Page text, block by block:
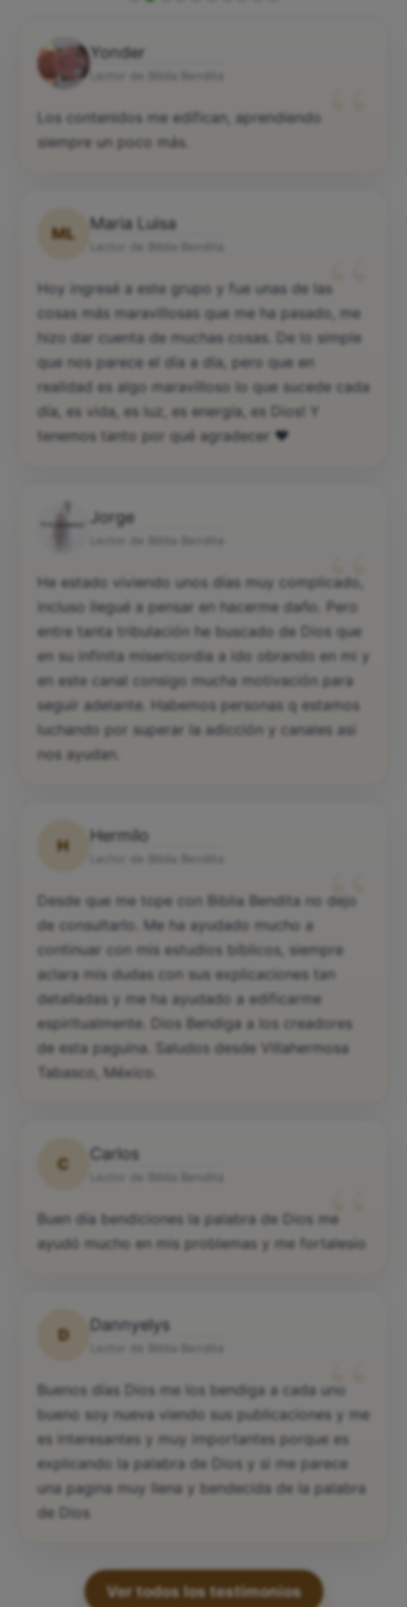
Yonder
Los contenidos me edifican, aprendiendo
siempre un poco más.
ML
Maria Luisa
“
Hoy ingresé a este grupo y fue unas de las
cosas más maravillosas que me ha pasado, me
hizo dar cuenta de muchas cosas. De lo simple
que nos parece el día a día, pero que en
realidad es algo maravilloso lo que sucede cada
día, es vida, es luz, es energía, es Dios! Y
tenemos tanto por qué agradecer ♥️
Jorge
“
He estado viviendo unos días muy complicado,
incluso llegué a pensar en hacerme daño. Pero
entre tanta tribulación he buscado de Dios que
en su infinita misericordia a ido obrando en mi y
en este canal consigo mucha motivación para
seguir adelante. Habemos personas q estamos
luchando por superar la adicción y canales así
nos ayudan.
H
Hermilo
“
Desde que me tope con Biblia Bendita no dejo
de consultarlo. Me ha ayudado mucho a
continuar con mis estudios biblicos, siempre
aclara mis dudas con sus explicaciones tan
detalladas y me ha ayudado a edificarme
espiritualmente. Dios Bendiga a los creadores
de esta paguina. Saludos desde Villahermosa
Tabasco, México.
C
Carlos
“
Buen día bendiciones la palabra de Dios me
ayudó mucho en mis problemas y me fortalesio
D
Dannyelys
“
Buenos días Dios me los bendiga a cada uno
bueno soy nueva viendo sus publicaciones y me
es interesantes y muy importantes porque es
explicando la palabra de Dios y si me parece
una pagina muy llena y bendecida de la palabra
de Dios
Ver todos los testimonios